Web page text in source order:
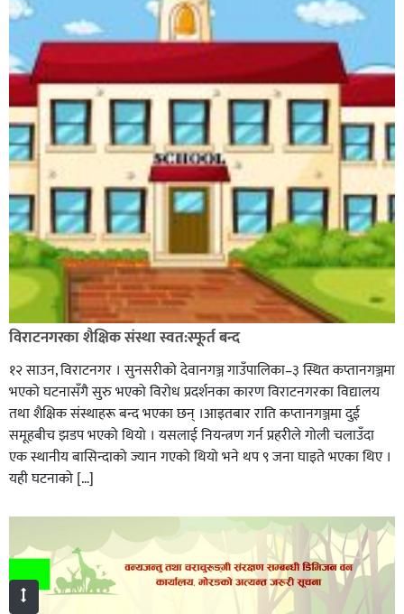
विराटनगरका शैक्षिक संस्था स्वत:स्फूर्त बन्द
१२ साउन, विराटनगर । सुनसरीको देवानगञ्ज गाउँपालिका–३ स्थित कप्तानगञ्जमा
भएको घटनासँगै सुरु भएको विरोध प्रदर्शनका कारण विराटनगरका विद्यालय
तथा शैक्षिक संस्थाहरू बन्द भएका छन् ।आइतबार राति कप्तानगञ्जमा दुई
समूहबीच झडप भएको थियो । यसलाई नियन्त्रण गर्न प्रहरीले गोली चलाउँदा
एक स्थानीय बासिन्दाको ज्यान गएको थियो भने थप ९ जना घाइते भएका थिए ।
यही घटनाको […]